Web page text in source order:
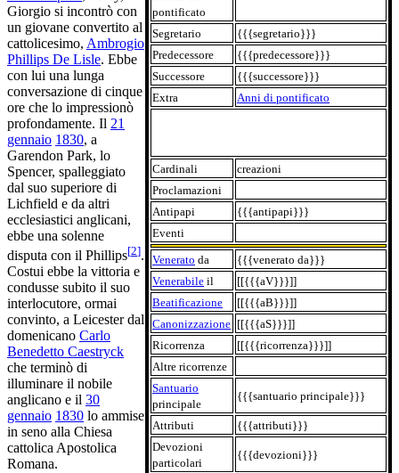
pontificato
Segretario
{{{segretario}}}
Predecessore
{{{predecessore}}}
Successore
{{{successore}}}
Extra
Anni di pontificato
Cardinali
creazioni
Proclamazioni
Antipapi
{{{antipapi}}}
Eventi
Venerato da
{{{venerato da}}}
Venerabile il
[[{{{aV}}}]]
Beatificazione
[[{{{aB}}}]]
Canonizzazione [[{{{aS}}}]]
Ricorrenza
[[{{{ricorrenza}}}]]
Altre ricorrenze
Santuario
principale
{{{santuario principale}}}
Attributi
{{{attributi}}}
Devozioni
particolari
{{{devozioni}}}
Giorgio si incontrò con
un giovane convertito al
cattolicesimo, Ambrogio
Phillips De Lisle. Ebbe
con lui una lunga
conversazione di cinque
ore che lo impressionò
profondamente. Il 21
gennaio 1830, a
Garendon Park, lo
Spencer, spalleggiato
dal suo superiore di
Lichfield e da altri
ecclesiastici anglicani,
ebbe una solenne
disputa con il Phillips[2].
Costui ebbe la vittoria e
condusse subito il suo
interlocutore, ormai
convinto, a Leicester dal
domenicano Carlo
Benedetto Caestryck
che terminò di
illuminare il nobile
anglicano e il 30
gennaio 1830 lo ammise
in seno alla Chiesa
cattolica Apostolica
Romana.